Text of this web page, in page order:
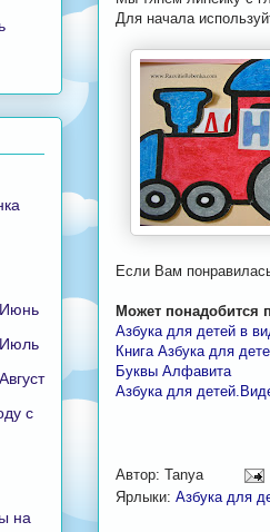
Для начала
Если Вам
Может понадобится
Азбука для детей в
Книга Азбука для
Буквы Алфавита
Азбука для
Автор: Tanya
Ярлыки: Азбука для
с
на